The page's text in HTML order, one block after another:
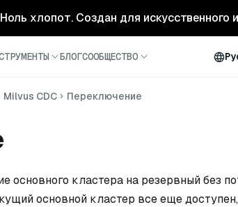
хлопот. Создан для искусственного
БЛОГСООБЩЕСТВО
Milvus CDC Переключение
основного кластера на резервный без
основной кластер все еще